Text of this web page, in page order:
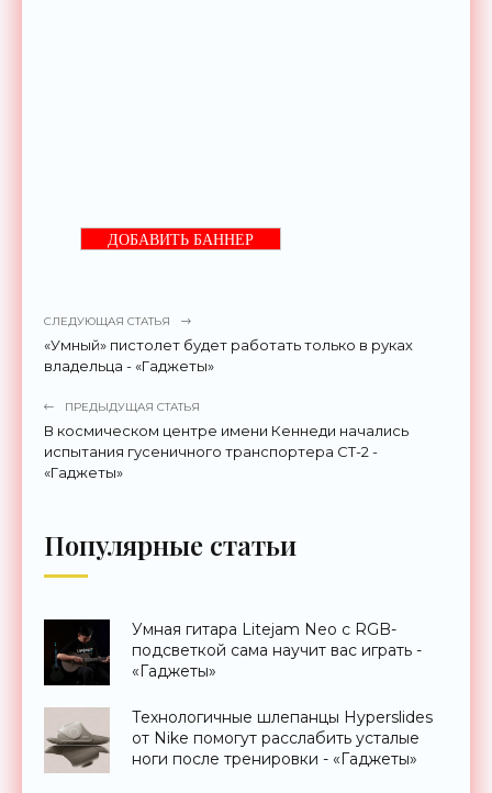
ДОБАВИТЬ БАННЕР
СЛЕДУЮЩАЯ СТАТЬЯ
«Умный» пистолет будет работать только в руках
владельца - «Гаджеты»
ПРЕДЫДУЩАЯ СТАТЬЯ
В космическом центре имени Кеннеди начались
испытания гусеничного транспортера СТ-2 -
«Гаджеты»
Популярные статьи
Умная гитара Litejam Neo с RGB-
подсветкой сама научит вас играть -
«Гаджеты»
Технологичные шлепанцы Hyperslides
от Nike помогут расслабить усталые
ноги после тренировки - «Гаджеты»